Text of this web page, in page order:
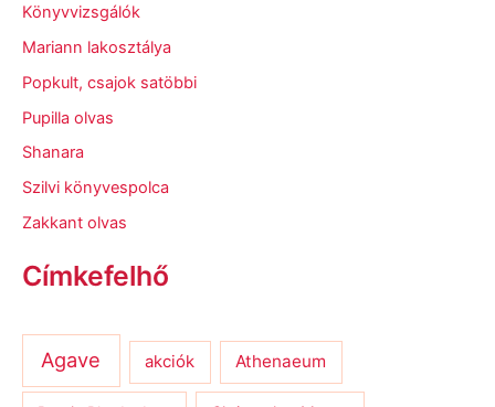
Könyvvizsgálók
Mariann lakosztálya
Popkult, csajok satöbbi
Pupilla olvas
Shanara
Szilvi könyvespolca
Zakkant olvas
Címkefelhő
Agave akciók Athenaeum